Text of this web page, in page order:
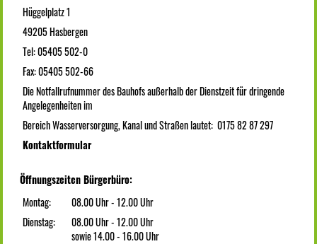
Hüggelplatz 1
49205 Hasbergen
Tel: 05405 502-0
Fax: 05405 502-66
Die Notfallrufnummer des Bauhofs außerhalb der Dienstzeit für dringende
Angelegenheiten im
Bereich Wasserversorgung, Kanal und Straßen lautet: 0175 82 87 297
Kontaktformular
Öffnungszeiten Bürgerbüro:
Montag:
08.00 Uhr - 12.00 Uhr
Dienstag:
08.00 Uhr - 12.00 Uhr
sowie 14.00 - 16.00 Uhr